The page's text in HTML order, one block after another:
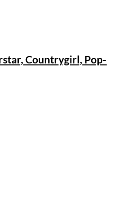
Countrygirl, Pop-